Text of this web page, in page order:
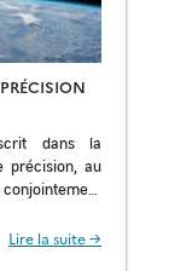
dans la
précision, au
Lire la suite →